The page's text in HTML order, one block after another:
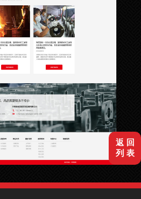
返 回
列 表